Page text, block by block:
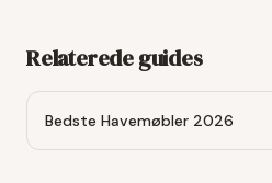
Relaterede guides
Bedste Havemøbler 2026